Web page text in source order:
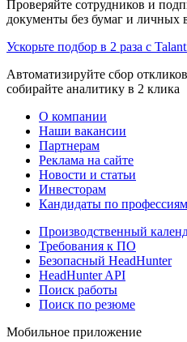
Проверяйте сотрудников и
документы без бумаг и личных
Ускорьте подбор в 2 раза с
Автоматизируйте сбор
собирайте аналитику в 2 клика
О компании
Наши вакансии
Партнерам
Реклама на сайте
Новости и статьи
Инвесторам
Кандидаты по профессиям
Производственный
Требования к ПО
Безопасный HeadHunter
HeadHunter API
Поиск работы
Поиск по резюме
Мобильное приложение